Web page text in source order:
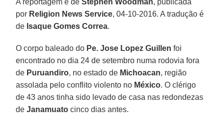
por Religion News Service, 04-10-2016. A tradução é
de Isaque Gomes Correa.
O corpo baleado do Pe. Jose Lopez Guillen foi
encontrado no dia 24 de setembro numa rodovia fora
de Puruandiro, no estado de Michoacan, região
assolada pelo conflito violento no México. O clérigo
de 43 anos tinha sido levado de casa nas redondezas
deJanamuato cinco dias antes.